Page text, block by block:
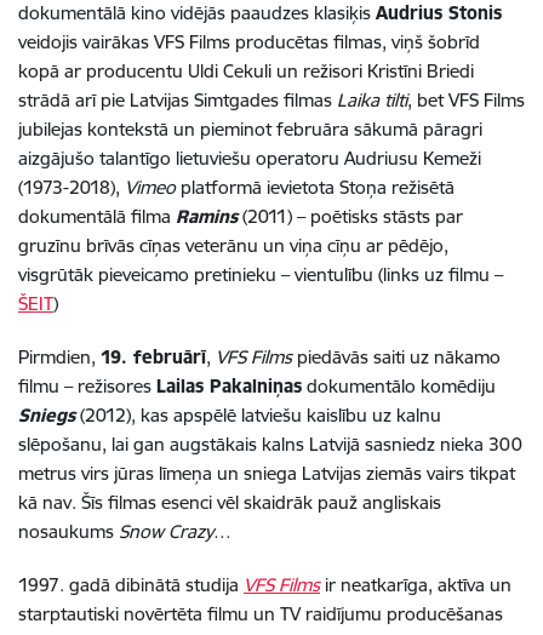
dokumentālā kino vidējās paaudzes klasiķis Audrius Stonis
veidojis vairākas VFS Films producētas filmas, viņš šobrīd
kopā ar producentu Uldi Cekuli un režisori Kristīni Briedi
strādā arī pie Latvijas Simtgades filmas Laika tilti, bet VFS Films
jubilejas kontekstā un pieminot februāra sākumā pāragri
aizgājušo talantīgo lietuviešu operatoru Audriusu Kemeži
(1973-2018), Vimeoplatformā ievietota Stoņa režisētā
dokumentālā filma Ramins(2011) – poētisks stāsts par
gruzīnu brīvās cīņas veterānu un viņa cīņu ar pēdējo,
visgrūtāk pieveicamo pretinieku – vientulību (links uz filmu –
ŠEIT)
Pirmdien, 19. februārī, VFS Filmspiedāvās saiti uz nākamo
filmu – režisores Lailas Pakalniņas dokumentālo komēdiju
Sniegs(2012), kas apspēlē latviešu kaislību uz kalnu
slēpošanu, lai gan augstākais kalns Latvijā sasniedz nieka 300
metrus virs jūras līmeņa un sniega Latvijas ziemās vairs tikpat
kā nav. Šīs filmas esenci vēl skaidrāk pauž angliskais
nosaukums Snow Crazy…
1997. gadā dibinātā studija VFS Filmsir neatkarīga, aktīva un
starptautiski novērtēta filmu un TV raidījumu producēšanas